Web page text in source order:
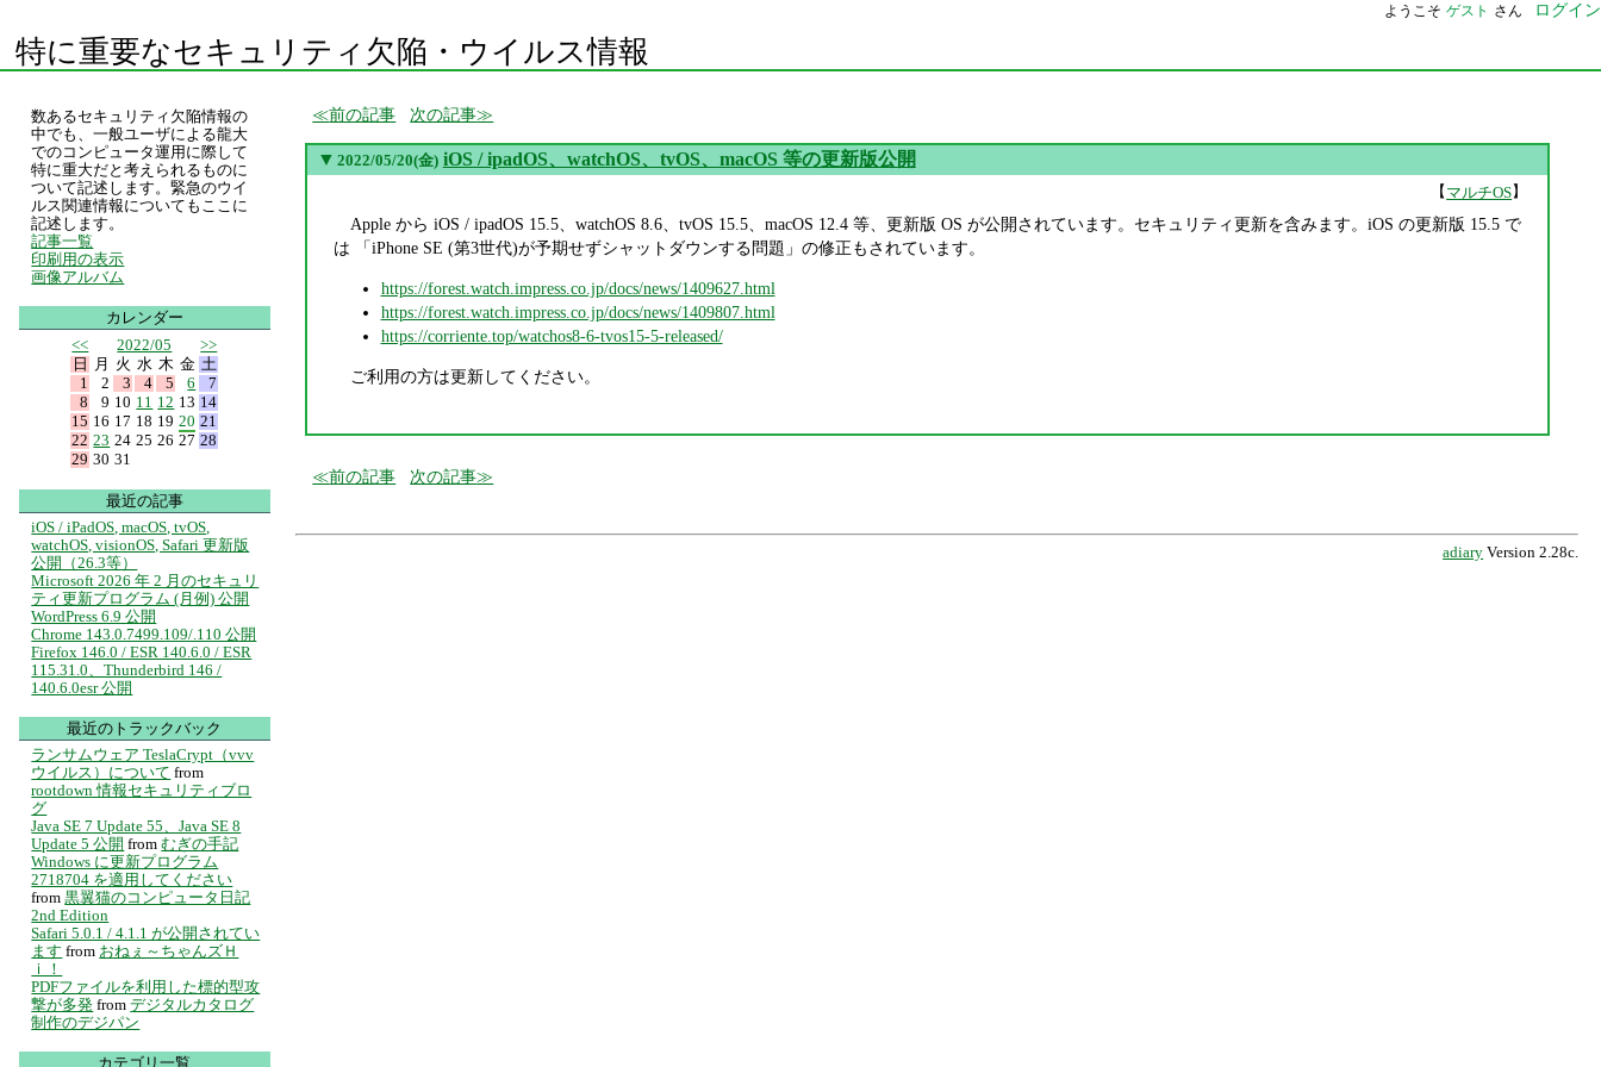
ようこそ ゲスト さん ログイン
特に重要なセキュリティ欠陥・ウイルス情報
前の記事 次の記事
▼ 2022/05/20(金) iOS / ipadOS、watchOS、tvOS、macOS 等の更新版公開
【マルチOS】
Apple から iOS / ipadOS 15.5、watchOS 8.6、tvOS 15.5、macOS 12.4 等、更新版 OS が公開されています。セキュリティ更新を含みます。iOS の更新版 15.5 で
は 「iPhone SE (第3世代)が予期せずシャットダウンする問題」の修正もされています。
https://forest.watch.impress.co.jp/docs/news/1409627.html
https://forest.watch.impress.co.jp/docs/news/1409807.html
https://corriente.top/watchos8-6-tvos15-5-released/
ご利用の方は更新してください。
前の記事 次の記事
adiary Version 2.28c.
数あるセキュリティ欠陥情報の
中でも、一般ユーザによる龍大
でのコンピュータ運用に際して
特に重大だと考えられるものに
ついて記述します。緊急のウイ
ルス関連情報についてもここに
記述します。
記事一覧
印刷用の表示
画像アルバム
カレンダー
<<
2022/05
>>
日
月 火 水 木 金 土
1
2 3 4 5 6
7
8
9 10 11 12 13 14
15 16 17 18 19 20 21
22 23 24 25 26 27 28
29 30 31
最近の記事
iOS / iPadOS, macOS, tvOS,
watchOS, visionOS, Safari 更新版
公開（26.3等）
Microsoft 2026 年 2 月のセキュリ
ティ更新プログラム (月例) 公開
WordPress 6.9 公開
Chrome 143.0.7499.109/.110 公開
Firefox 146.0 / ESR 140.6.0 / ESR
115.31.0、Thunderbird 146 /
140.6.0esr 公開
最近のトラックバック
ランサムウェア TeslaCrypt（vvv
ウイルス）について from
rootdown 情報セキュリティブロ
グ
Java SE 7 Update 55、Java SE 8
Update 5 公開 from むぎの手記
Windows に更新プログラム
2718704 を適用してください
from 黒翼猫のコンピュータ日記
2nd Edition
Safari 5.0.1 / 4.1.1 が公開されてい
ます from おねぇ～ちゃんズＨ
ｉ！
PDFファイルを利用した標的型攻
撃が多発 from デジタルカタログ
制作のデジパン
カテゴリ一覧